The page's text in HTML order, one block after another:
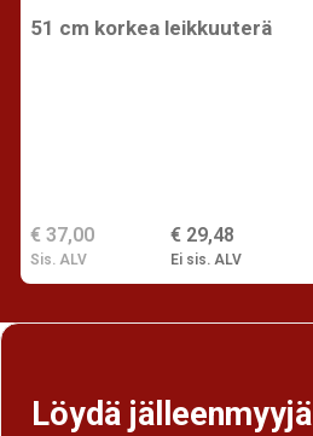
51 cm korkea leikkuuterä
€ 29,48
Ei sis. ALV
€ 37,00
Sis. ALV
Löydä jälleenmyyjä